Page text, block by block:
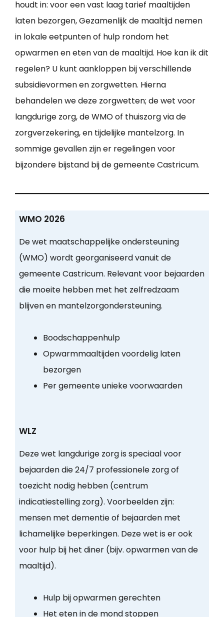
houdt in: voor een vast laag tarief maaltijden
laten bezorgen, Gezamenlijk de maaltijd nemen
in lokale eetpunten of hulp rondom het
opwarmen en eten van de maaltijd. Hoe kan ik dit
regelen? U kunt aankloppen bij verschillende
subsidievormen en zorgwetten. Hierna
behandelen we deze zorgwetten; de wet voor
langdurige zorg, de WMO of thuiszorg via de
zorgverzekering, en tijdelijke mantelzorg. In
sommige gevallen zijn er regelingen voor
bijzondere bijstand bij de gemeente Castricum.
WMO 2026
De wet maatschappelijke ondersteuning
(WMO) wordt georganiseerd vanuit de
gemeente Castricum. Relevant voor bejaarden
die moeite hebben met het zelfredzaam
blijven en mantelzorgondersteuning.
Boodschappenhulp
Opwarmmaaltijden voordelig laten
bezorgen
Per gemeente unieke voorwaarden
WLZ
Deze wet langdurige zorg is speciaal voor
bejaarden die 24/7 professionele zorg of
toezicht nodig hebben (centrum
indicatiestelling zorg). Voorbeelden zijn:
mensen met dementie of bejaarden met
lichamelijke beperkingen. Deze wet is er ook
voor hulp bij het diner (bijv. opwarmen van de
maaltijd).
Hulp bij opwarmen gerechten
Het eten in de mond stoppen